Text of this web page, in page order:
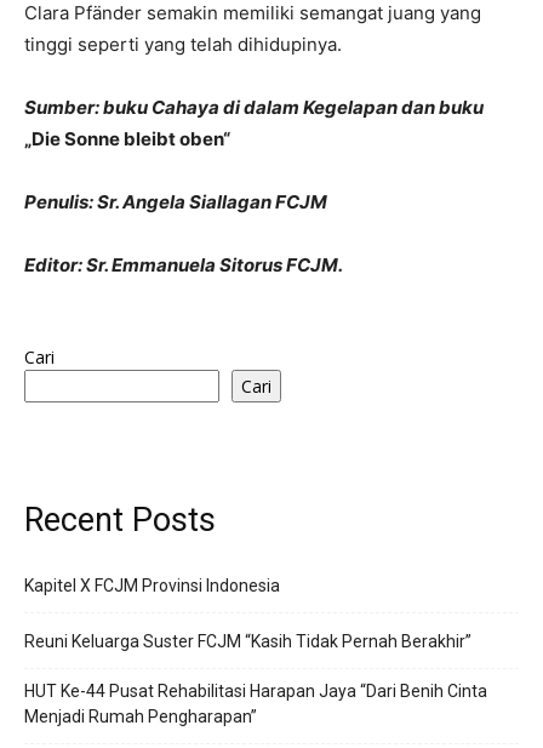
Clara Pfänder semakin memiliki semangat juang yang
tinggi seperti yang telah dihidupinya.
Sumber: buku Cahaya di dalam Kegelapandan buku
„Die Sonne bleibt oben“
Penulis: Sr. Angela Siallagan FCJM
Editor:Sr. Emmanuela Sitorus FCJM.
Cari
Cari
Recent Posts
Kapitel X FCJM Provinsi Indonesia
Reuni Keluarga Suster FCJM “Kasih Tidak Pernah Berakhir”
HUT Ke-44 Pusat Rehabilitasi Harapan Jaya “Dari Benih Cinta
Menjadi Rumah Pengharapan”